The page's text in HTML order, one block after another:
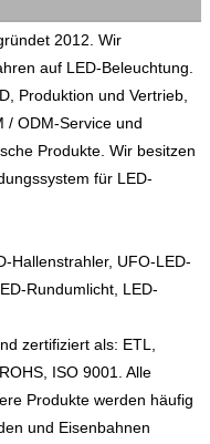
2012. Wir
auf LED-Beleuchtung.
Produktion und Vertrieb,
/ ODM-Service und
Produkte. Wir besitzen
für LED-
Hallenstrahler, UFO-LED-
Rundumlicht, LED-
zertifiziert als: ETL,
ISO 9001. Alle
Produkte werden häufig
und Eisenbahnen